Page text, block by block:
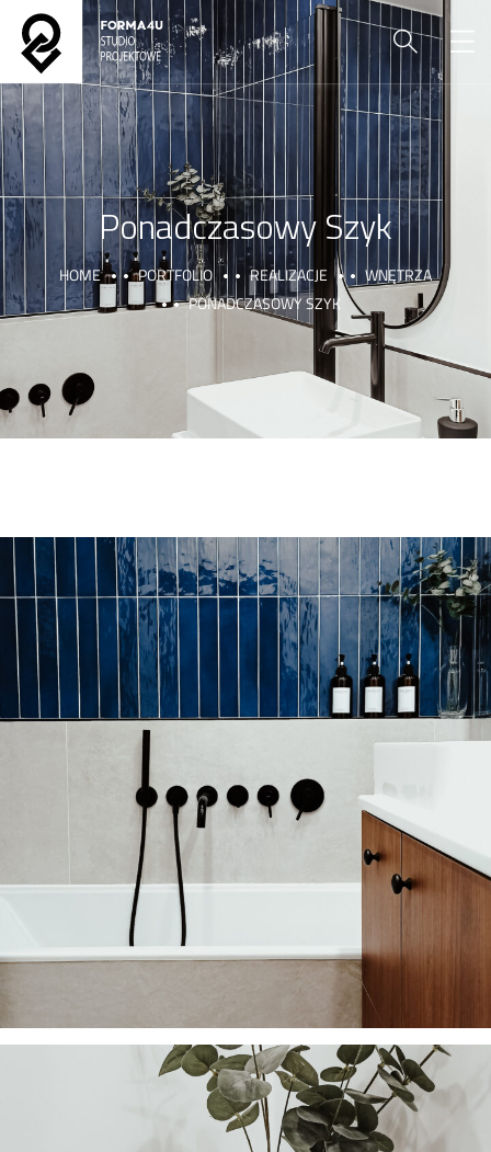
Ponadczasowy Szyk
HOME PORTFOLIO REALIZACJE
WNĘTRZA
PONADCZASOWY SZYK